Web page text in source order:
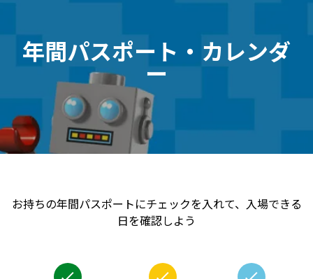
年間パスポート・カレンダ
ー
お持ちの年間パスポートにチェックを入れて、入場できる
日を確認しよう